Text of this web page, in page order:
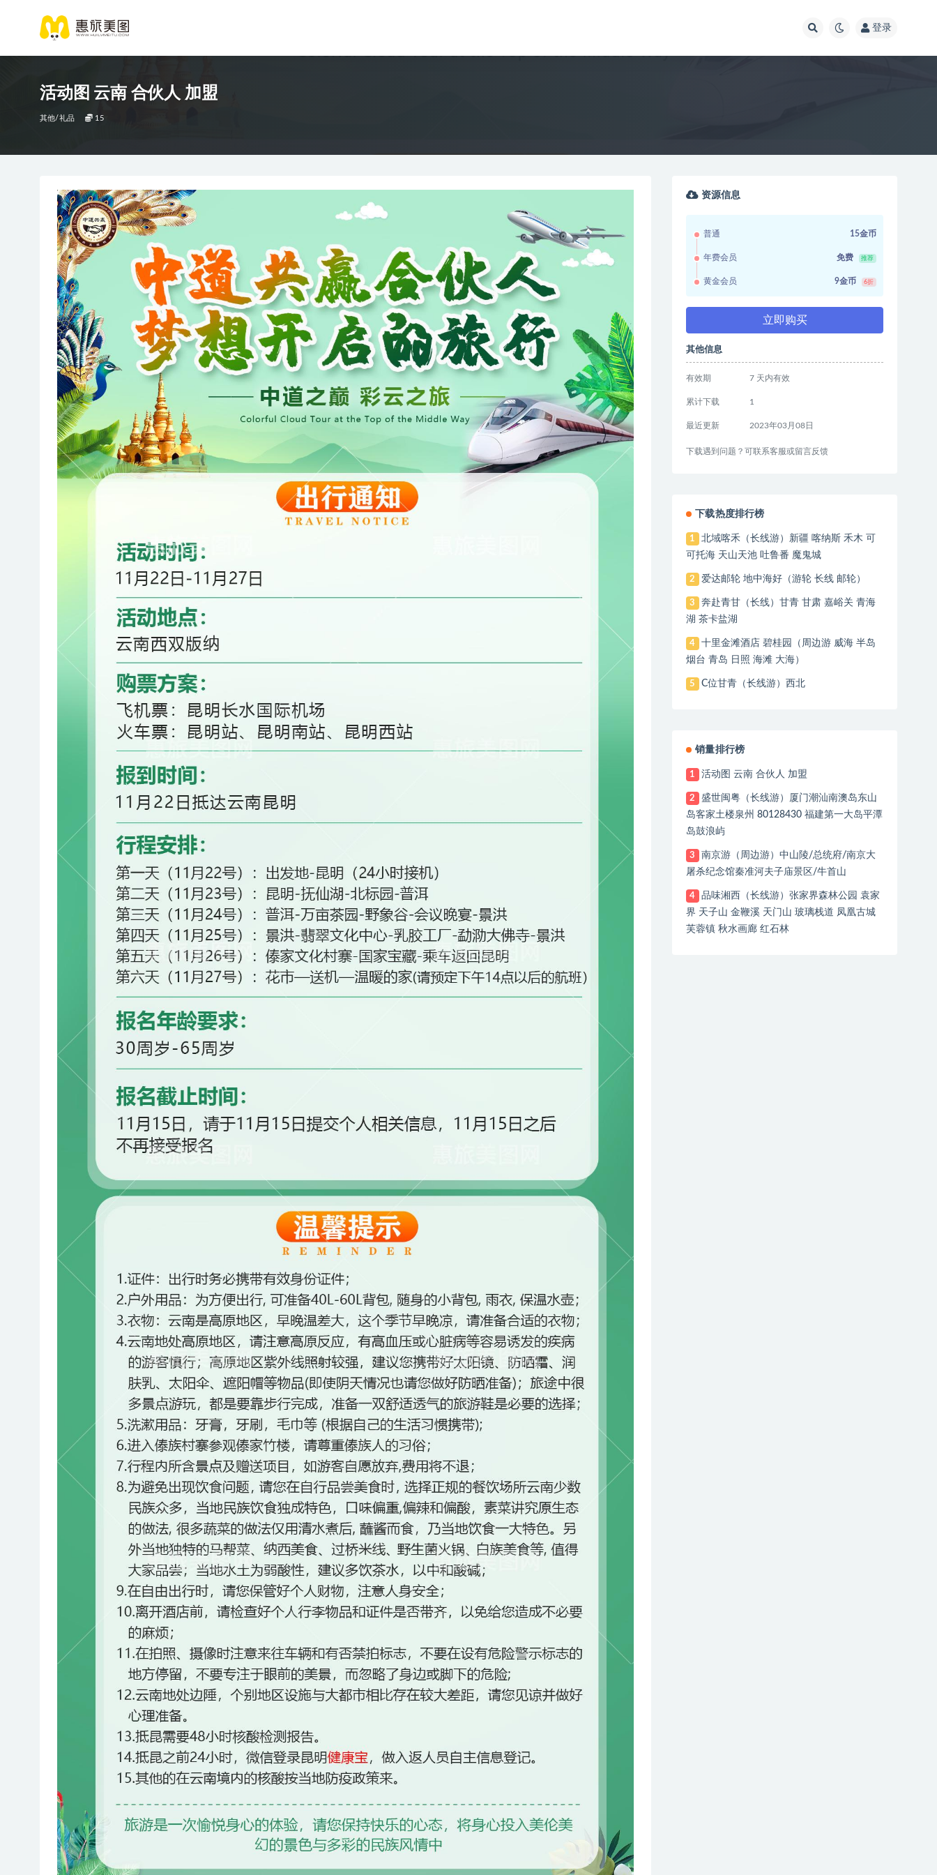
登录
活动图 云南 合伙人 加盟
其他/礼品 15
资源信息
普通 15金币
年费会员 免费 推荐
黄金会员 9金币 6折
立即购买
其他信息
有效期 7 天内有效
累计下载 1
最近更新 2023年03月08日
下载遇到问题？可联系客服或留言反馈
下载热度排行榜
1
北域喀禾（长线游）新疆 喀纳斯 禾木 可
可托海 天山天池 吐鲁番 魔鬼城
2 爱达邮轮 地中海好（游轮 长线 邮轮）
3
奔赴青甘（长线）甘青 甘肃 嘉峪关 青海
湖 茶卡盐湖
4
十里金滩酒店 碧桂园（周边游 威海 半岛
烟台 青岛 日照 海滩 大海）
5 C位甘青（长线游）西北
销量排行榜
1 活动图 云南 合伙人 加盟
2
盛世闽粤（长线游）厦门潮汕南澳岛东山
岛客家土楼泉州 80128430 福建第一大岛平潭
岛鼓浪屿
3
南京游（周边游）中山陵/总统府/南京大
屠杀纪念馆秦准河夫子庙景区/牛首山
4
品味湘西（长线游）张家界森林公园 袁家
界 天子山 金鞭溪 天门山 玻璃栈道 凤凰古城
芙蓉镇 秋水画廊 红石林